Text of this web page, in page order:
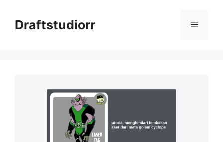
contentDraftstudiorr Menu